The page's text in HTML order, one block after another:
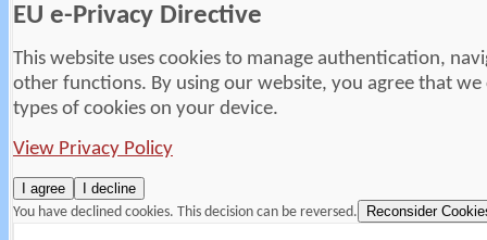
EU e-Privacy Directive
This website uses cookies to manage authentication,
other functions. By using our website, you agree that we
types of cookies on your device.
View Privacy Policy
I agree
I decline
You have declined cookies. This decision can be reversed.
Reconsider